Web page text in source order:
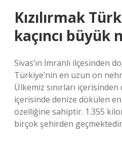
Kızılırmak
kaçıncı büyük
Sivas’ın İmranlı ilçesinden
Türkiye’nin en uzun on
Ülkemiz sınırları
içerisinde denize dökülen
özelliğine sahiptir. 1.355
birçok şehirden